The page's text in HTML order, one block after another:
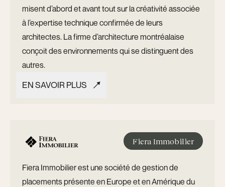
misent d’abord et avant tout sur la créativité associée
à l’expertise technique confirmée de leurs
architectes. La firme d’architecture montréalaise
conçoit des environnements qui se distinguent des
autres.
EN SAVOIR PLUS
Fiera Immobilier
Fiera Immobilier est une société de gestion de
placements présente en Europe et en Amérique du